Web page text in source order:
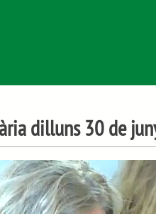
dilluns 30 de